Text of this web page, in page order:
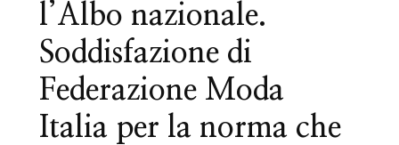
l’Albo nazionale.
Soddisfazione di
Federazione Moda
Italia per la norma che